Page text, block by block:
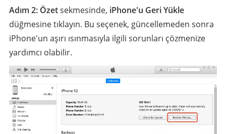
Adım 2: Özetsekmesinde, iPhone'u Geri Yükle
düğmesine tıklayın. Bu seçenek, güncellemeden sonra
iPhone'un aşırı ısınmasıyla ilgili sorunları çözmenize
yardımcı olabilir.